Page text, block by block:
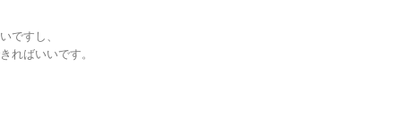
ですし、
ればいいです。